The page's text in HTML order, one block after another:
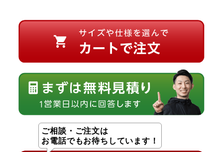
ご相談・ご注文は
お電話でもお待ちしています！